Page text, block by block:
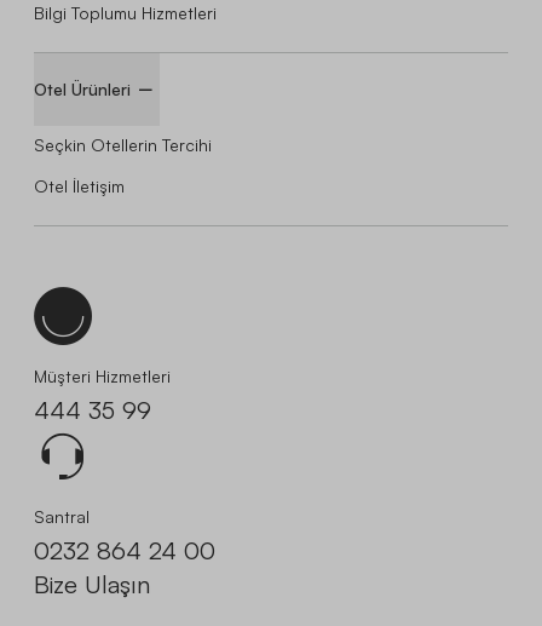
Bilgi Toplumu Hizmetleri
Otel Ürünleri
Seçkin Otellerin Tercihi
Otel İletişim
Müşteri Hizmetleri
444 35 99
Santral
0232 864 24 00
Bize Ulaşın